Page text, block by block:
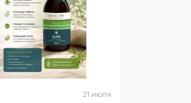
21 июля